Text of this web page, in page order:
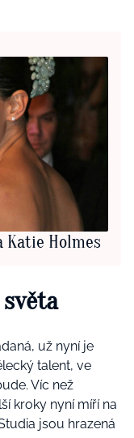
Katie Holmes
už nyní je
talent, ve
Víc než
kroky nyní míří na
jsou hrazená